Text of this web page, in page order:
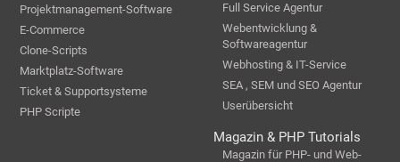
Projektmanagement-Software
E-Commerce
Clone-Scripts
Marktplatz-Software
Ticket & Supportsysteme
PHP Scripte
Full Service Agentur
Webentwicklung &
Softwareagentur
Webhosting & IT-Service
SEA , SEM und SEO Agentur
Userübersicht
Magazin & PHP Tutorials
Magazin für PHP- und Web-